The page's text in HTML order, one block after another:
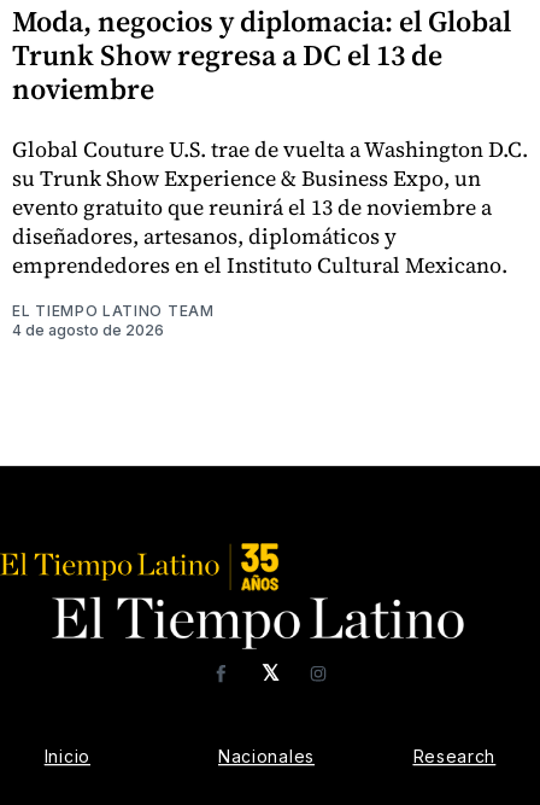
Moda, negocios y diplomacia: el Global
Trunk Show regresa a DC el 13 de
noviembre
Global Couture U.S. trae de vuelta a Washington D.C.
su Trunk Show Experience & Business Expo, un
evento gratuito que reunirá el 13 de noviembre a
diseñadores, artesanos, diplomáticos y
emprendedores en el Instituto Cultural Mexicano.
EL TIEMPO LATINO TEAM
4 de agosto de 2026
𝕏
FacebookInstagram
Inicio Nacionales Research